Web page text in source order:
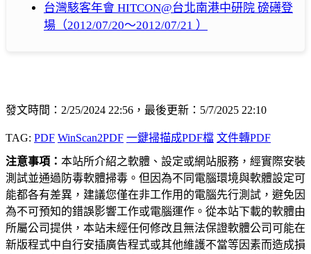
台灣駭客年會 HITCON@台北南港中研院 磅礡登
場（2012/07/20～2012/07/21 ）
發文時間：2/25/2024 22:56，最後更新：5/7/2025 22:10
TAG: PDF WinScan2PDF 一鍵掃描成PDF檔 文件轉PDF
注意事項： 本站所介紹之軟體、設定或網站服務，經實際安裝
測試並通過防毒軟體掃毒。但因為不同電腦環境與軟體設定可
能都各有差異，建議您僅在非工作用的電腦先行測試，避免因
為不可預知的錯誤影響工作或電腦運作。從本站下載的軟體由
所屬公司提供，本站未經任何修改且無法保證軟體公司可能在
新版程式中自行安插廣告程式或其他維護不當等因素而造成損